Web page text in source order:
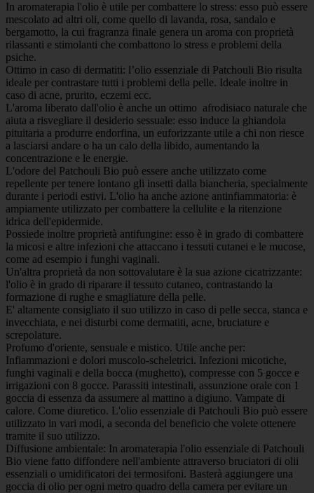
In aromaterapia l'olio è utile per combattere lo stress: esso può essere
mescolato ad altri oli, come quello di lavanda, rosa, sandalo e
bergamotto, la cui fragranza finale genera un aroma con proprietà
rilassanti e stimolanti che combattono lo stress e problemi della
psiche.
Ottimo in caso di dermatiti: l’olio essenziale di Patchouli Bio risulta
ideale per contrastare tutti i problemi della pelle. Ideale inoltre in
caso di acne, prurito, eczemi ecc.
L'aroma liberato dall'olio è anche un ottimo afrodisiaco naturale che
aiuta a risvegliare il desiderio sessuale: esso induce la ghiandola
pituitaria a produrre endorfina, un euforizzante utile a chi non riesce
a lasciarsi andare o ha un calo della libido, aumentando la
concentrazione e le energie.
L'odore del Patchouli Bio può essere anche utilizzato come
repellente per tenere lontano gli insetti dalla biancheria, specialmente
durante i periodi estivi. L'olio ha anche azione antinfiammatoria: è
ampiamente utilizzato per combattere la cellulite e la ritenzione
idrica dell'epidermide.
Possiede inoltre proprietà antifungine: esso è in grado di combattere
la micosi e altre infezioni che attaccano i tessuti cutanei e le mucose,
come ad esempio i funghi vaginali.
Un'altra proprietà da non sottovalutare è la sua azione cicatrizzante:
l'olio è in grado di riparare il tessuto cutaneo, contrastando la
formazione di rughe e smagliature della pelle.
E' altamente consigliato il suo utilizzo in caso di pelle secca, stanca e
invecchiata, e nei disturbi come dermatiti, acne, bruciature e
screpolature.
Profumo d'oriente, sensuale e mistico. Utile anche per:
Infiammazioni e dolori muscolo-scheletrici. Infezioni micotiche,
funghi vaginali e della bocca (mughetto), compresse con 5 gocce e
irrigazioni con 8 gocce. Parassiti intestinali, assunzione orale con 1
goccia di essenza da assumere al mattino a digiuno. Vampate di
calore. Come diuretico. L'olio essenziale di Patchouli Bio può essere
utilizzato in vari modi, a seconda del beneficio che volete ottenere
tramite il suo utilizzo.
Diffusione ambientale: In aromaterapia l'olio essenziale di Patchouli
Bio viene fatto diffondere nell'ambiente attraverso bruciatori di olii
essenziali o umidificatori dei termosifoni. Basterà aggiungere una
goccia di olio per ogni metro quadro della camera per evitare un